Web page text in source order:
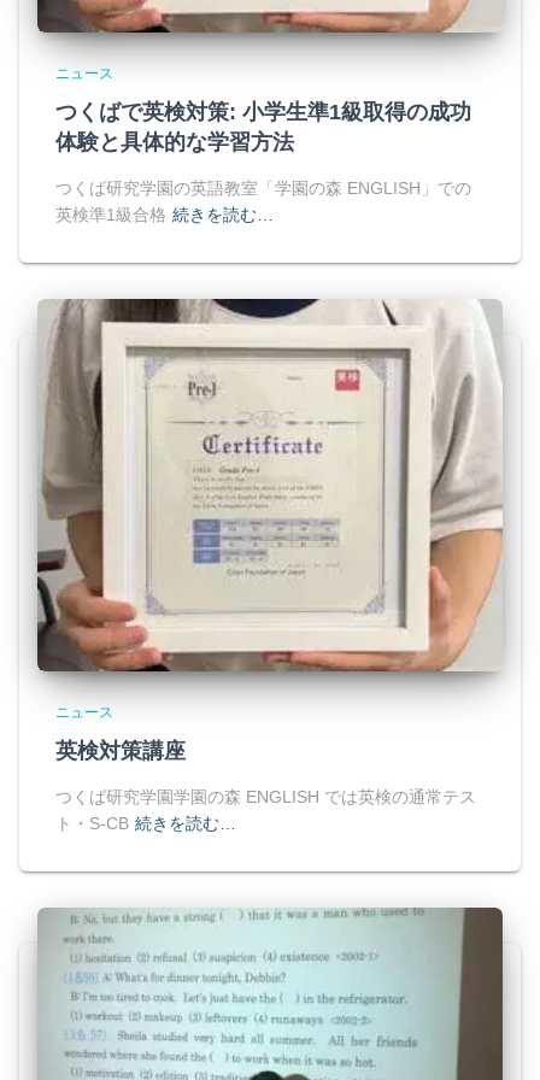
ニュース
つくばで英検対策: 小学生準1級取得の成功
体験と具体的な学習方法
つくば研究学園の英語教室「学園の森 ENGLISH」での
英検準1級合格 続きを読む…
ニュース
英検対策講座
つくば研究学園学園の森 ENGLISH では英検の通常テス
ト・S-CB 続きを読む…